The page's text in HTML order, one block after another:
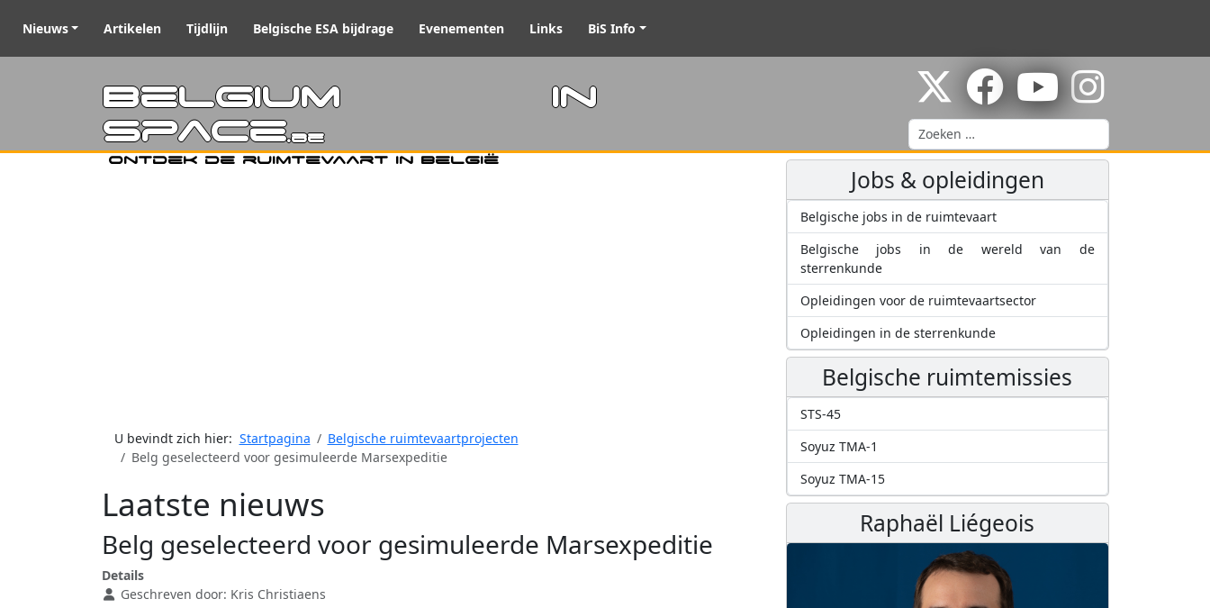
Nieuws Artikelen Tijdlijn Belgische ESA bijdrage Evenementen Links BiS Info
Belgium in
Space.be
Ontdek de ruimtevaart in België
Zoeken
U bevindt zich hier: Startpagina
Belgische ruimtevaartprojecten
Belg geselecteerd voor gesimuleerde Marsexpeditie
Laatste nieuws
Belg geselecteerd voor gesimuleerde Marsexpeditie
Details
Geschreven door: Kris Christiaens
Jobs & opleidingen
Belgische jobs in de ruimtevaart
Belgische jobs in de wereld van de
sterrenkunde
Opleidingen voor de ruimtevaartsector
Opleidingen in de sterrenkunde
Belgische ruimtemissies
STS-45
Soyuz TMA-1
Soyuz TMA-15
Raphaël Liégeois